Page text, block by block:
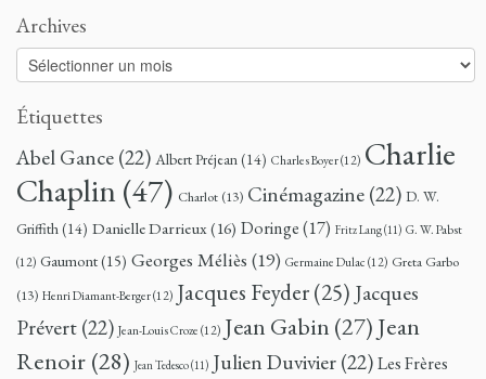
Archives
Archives
Étiquettes
Abel Gance(22) Albert Préjean(14) Charles Boyer(12) Charlie
Chaplin(47) Charlot (13) Cinémagazine(22) D. W.
Griffith(14) Danielle Darrieux(16) Doringe(17) Fritz Lang(11) G. W. Pabst
(12) Gaumont(15) Georges Méliès (19) Germaine Dulac (12) Greta Garbo
(13) Henri Diamant-Berger(12) Jacques Feyder(25) Jacques
Prévert(22) Jean-Louis Croze (12) Jean Gabin (27) Jean
Renoir (28) Jean Tedesco(11) Julien Duvivier(22)Les Frères